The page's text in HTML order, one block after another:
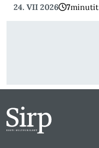
24. VII 2026 7minutit